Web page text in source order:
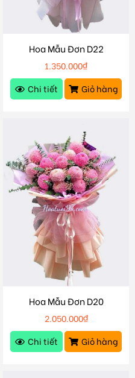
Hoa Mẫu Đơn D22
1.350.000₫
Chi tiết
Giỏ hàng
Hoa Mẫu Đơn D20
2.050.000₫
Chi tiết
Giỏ hàng